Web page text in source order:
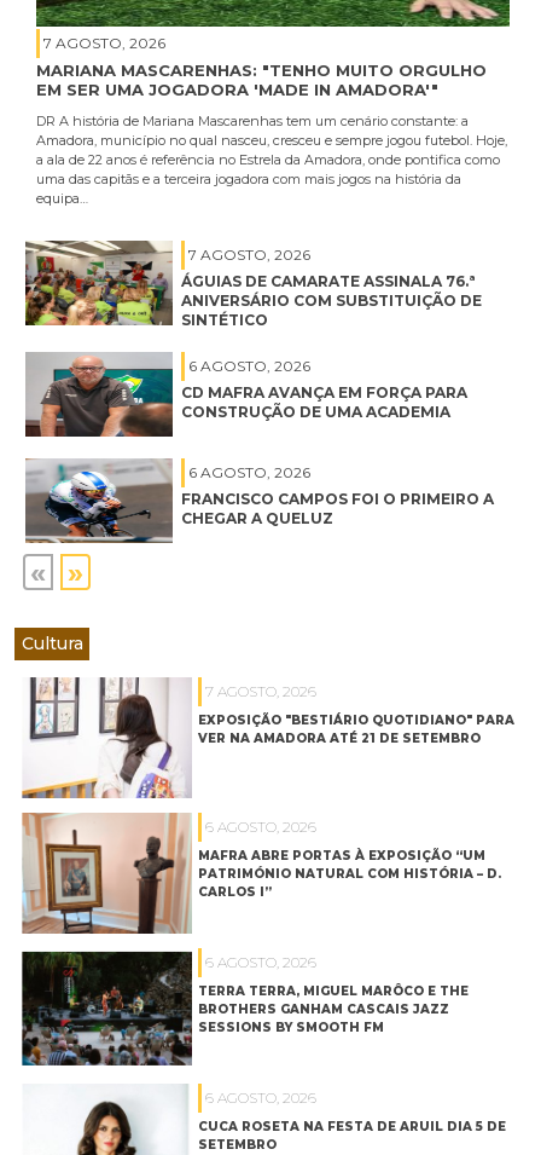
7 AGOSTO, 2026
MARIANA MASCARENHAS: "TENHO MUITO ORGULHO
EM SER UMA JOGADORA 'MADE IN AMADORA'"
DR A história de Mariana Mascarenhas tem um cenário constante: a
Amadora, município no qual nasceu, cresceu e sempre jogou futebol. Hoje,
a ala de 22 anos é referência no Estrela da Amadora, onde pontifica como
uma das capitãs e a terceira jogadora com mais jogos na história da
equipa…
7 AGOSTO, 2026
ÁGUIAS DE CAMARATE ASSINALA 76.ª
ANIVERSÁRIO COM SUBSTITUIÇÃO DE
SINTÉTICO
6 AGOSTO, 2026
CD MAFRA AVANÇA EM FORÇA PARA
CONSTRUÇÃO DE UMA ACADEMIA
6 AGOSTO, 2026
FRANCISCO CAMPOS FOI O PRIMEIRO A
CHEGAR A QUELUZ
« »
Cultura
7 AGOSTO, 2026
EXPOSIÇÃO "BESTIÁRIO QUOTIDIANO" PARA
VER NA AMADORA ATÉ 21 DE SETEMBRO
6 AGOSTO, 2026
MAFRA ABRE PORTAS À EXPOSIÇÃO “UM
PATRIMÓNIO NATURAL COM HISTÓRIA – D.
CARLOS I”
6 AGOSTO, 2026
TERRA TERRA, MIGUEL MARÔCO E THE
BROTHERS GANHAM CASCAIS JAZZ
SESSIONS BY SMOOTH FM
6 AGOSTO, 2026
CUCA ROSETA NA FESTA DE ARUIL DIA 5 DE
SETEMBRO